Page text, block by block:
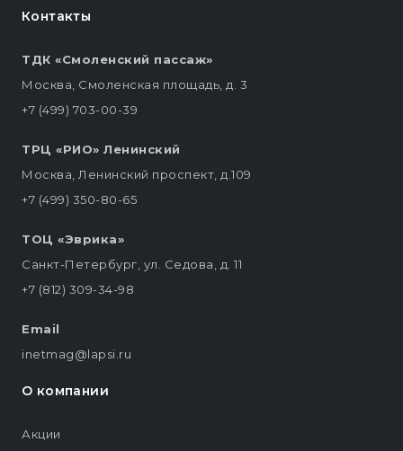
Контакты
ТДК «Смоленский пассаж»
Москва, Смоленская площадь, д. 3
+7 (499) 703-00-39
ТРЦ «РИО» Ленинский
Москва, Ленинский проспект, д.109
+7 (499) 350-80-65
ТОЦ «Эврика»
Санкт-Петербург, ул. Седова, д. 11
+7 (812) 309-34-98
Email
inetmag@lapsi.ru
О компании
Акции